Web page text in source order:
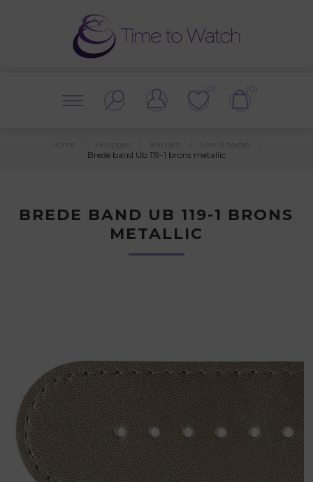
(0) (0)
Brede band Ub 119-1 brons metallic
BREDE BAND UB 119-1 BRONS
METALLIC